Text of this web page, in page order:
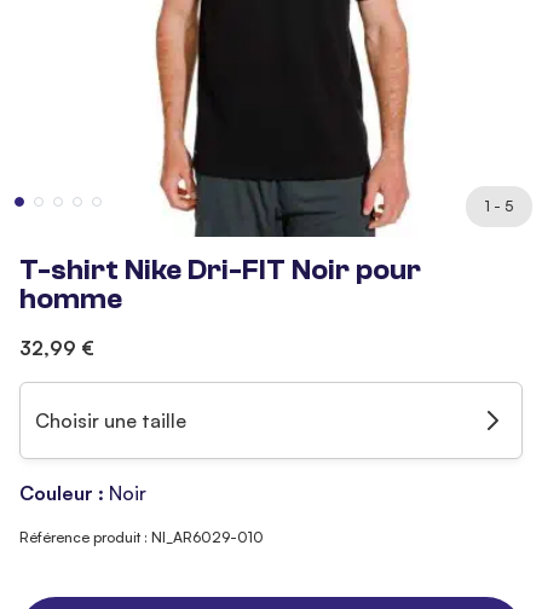
1 - 5
T-shirt Nike Dri-FIT Noir pour
homme
32,99 €
Choisir une taille
Couleur : Noir
Référence produit : NI_AR6029-010